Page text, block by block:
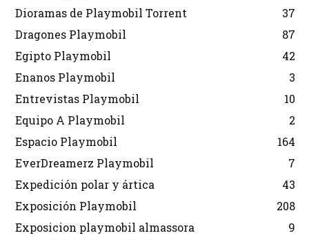
Dioramas de Playmobil Torrent
37
Dragones Playmobil
87
Egipto Playmobil
42
Enanos Playmobil
3
Entrevistas Playmobil
10
Equipo A Playmobil
2
Espacio Playmobil
164
EverDreamerz Playmobil
7
Expedición polar y ártica
43
Exposición Playmobil
208
Exposicion playmobil almassora
9